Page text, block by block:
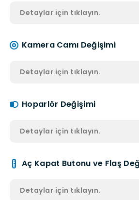
Detaylar için tıklayın.
Kamera Camı Değişimi
Detaylar için tıklayın.
Hoparlör Değişimi
Detaylar için tıklayın.
Aç Kapat Butonu ve Flaş
Detaylar için tıklayın.